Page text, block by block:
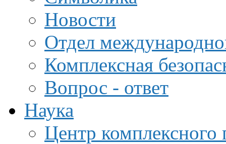
Новости
Отдел
Комплексная
Вопрос - ответ
Наука
Центр